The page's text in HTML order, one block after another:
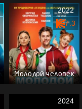
Молодой человек
2022
7.3
2024